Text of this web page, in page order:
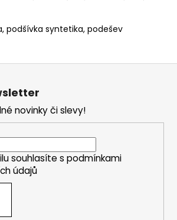
podšívka syntetika, podešev
novinky či slevy!
souhlasíte s podmínkami
údajů